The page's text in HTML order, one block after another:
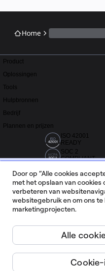
Home
Product
Oplossingen
Tools
Hulpbronnen
Bedrijf
Plannen en prijzen
ISO 42001
READY
SOC 2
COMPLIANT
Meer dan 20.000
Door op “Alle cookies
met het opslaan van
verbeteren van
websitegebruik en om ons te
marketingprojecten.
Alle